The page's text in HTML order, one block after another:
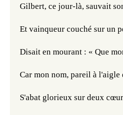
Gilbert, ce jour-là, sauvait
Et vainqueur couché sur un
Disait en mourant : « Que
Car mon nom, pareil à l'aigle
S'abat glorieux sur deux